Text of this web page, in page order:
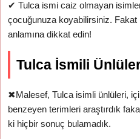
✔ Tulca ismi caiz olmayan
çocuğunuza koyabilirsiniz.
anlamına dikkat edin!
Tulca İsmili
✖Malesef, Tulca isimli ünlüleri,
benzeyen terimleri araştırdık
ki hiçbir sonuç bulamadık.